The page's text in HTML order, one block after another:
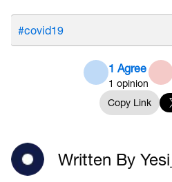
#covid19
1 Agree
1 opinion
Copy Link
Written By